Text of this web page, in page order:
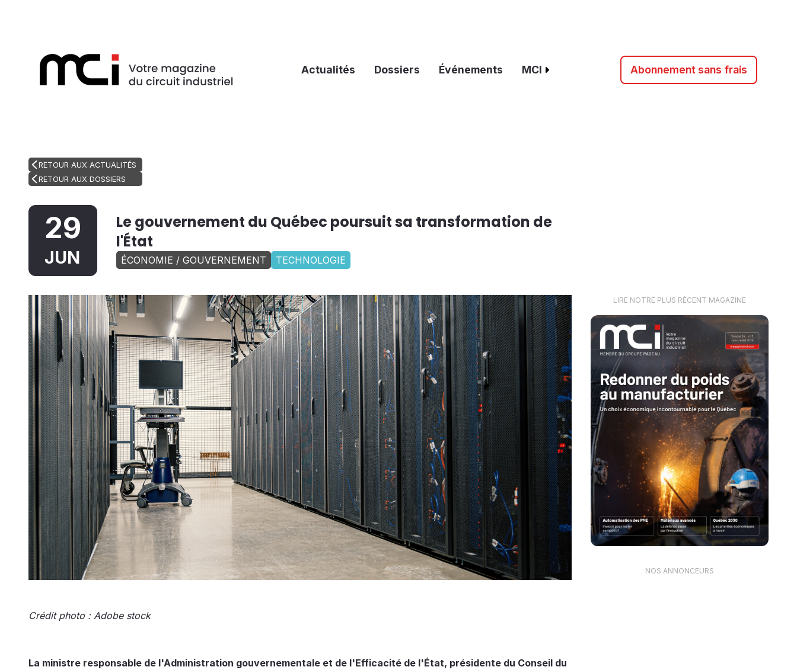
Actualités Dossiers Événements MCI Abonnement sans frais
RETOUR AUX ACTUALITÉS
RETOUR AUX DOSSIERS
29
JUN
Le gouvernement du Québec poursuit sa transformation de
l'État
ÉCONOMIE / GOUVERNEMENT TECHNOLOGIE
Crédit photo : Adobe stock
La ministre responsable de l'Administration gouvernementale et de l'Efficacité de l'État, présidente du Conseil du
LIRE NOTRE PLUS RÉCENT MAGAZINE
NOS ANNONCEURS